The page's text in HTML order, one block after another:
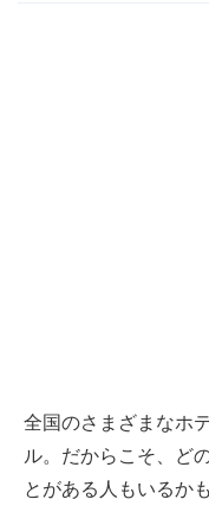
全国のさまざまなホ
ル。だからこそ、ど
とがある人もいるか